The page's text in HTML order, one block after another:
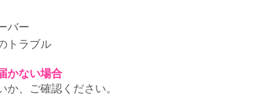
バー
トラブル
かない場合
か、ご確認ください。